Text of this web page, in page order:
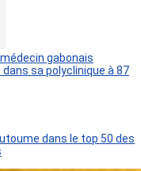
gabonais
sa polyclinique à 87
dans le top 50 des